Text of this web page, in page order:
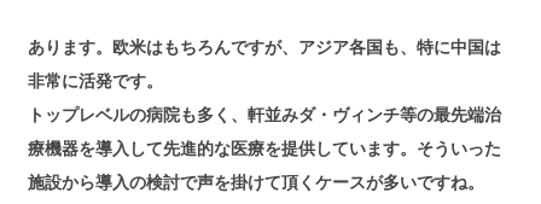
あります。欧米はもちろんですが、アジア各国も、特に中国は
非常に活発です。
トップレベルの病院も多く、軒並みダ・ヴィンチ等の最先端治
療機器を導入して先進的な医療を提供しています。そういった
施設から導入の検討で声を掛けて頂くケースが多いですね。